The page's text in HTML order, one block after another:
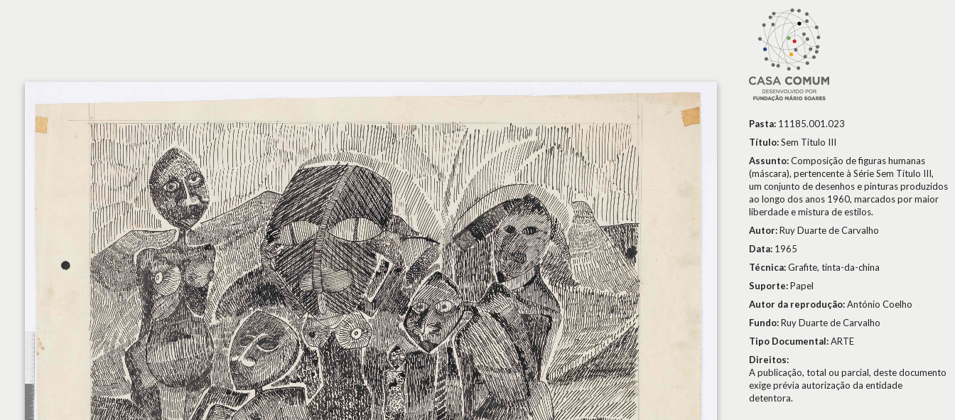
Pasta: 11185.001.023
Título:Sem Título III
Assunto:Composição de figuras humanas
(máscara), pertencente à Série Sem Título III,
um conjunto de desenhos e pinturas produzidos
ao longo dos anos 1960, marcados por maior
liberdade e mistura de estilos.
Autor:Ruy Duarte de Carvalho
Data: 1965
Técnica:Grafite, tinta-da-china
Suporte:Papel
Autor da reprodução:António Coelho
Fundo:Ruy Duarte de Carvalho
Tipo Documental:ARTE
Direitos:
A publicação, total ou parcial, deste documento
exige prévia autorização da entidade
detentora.